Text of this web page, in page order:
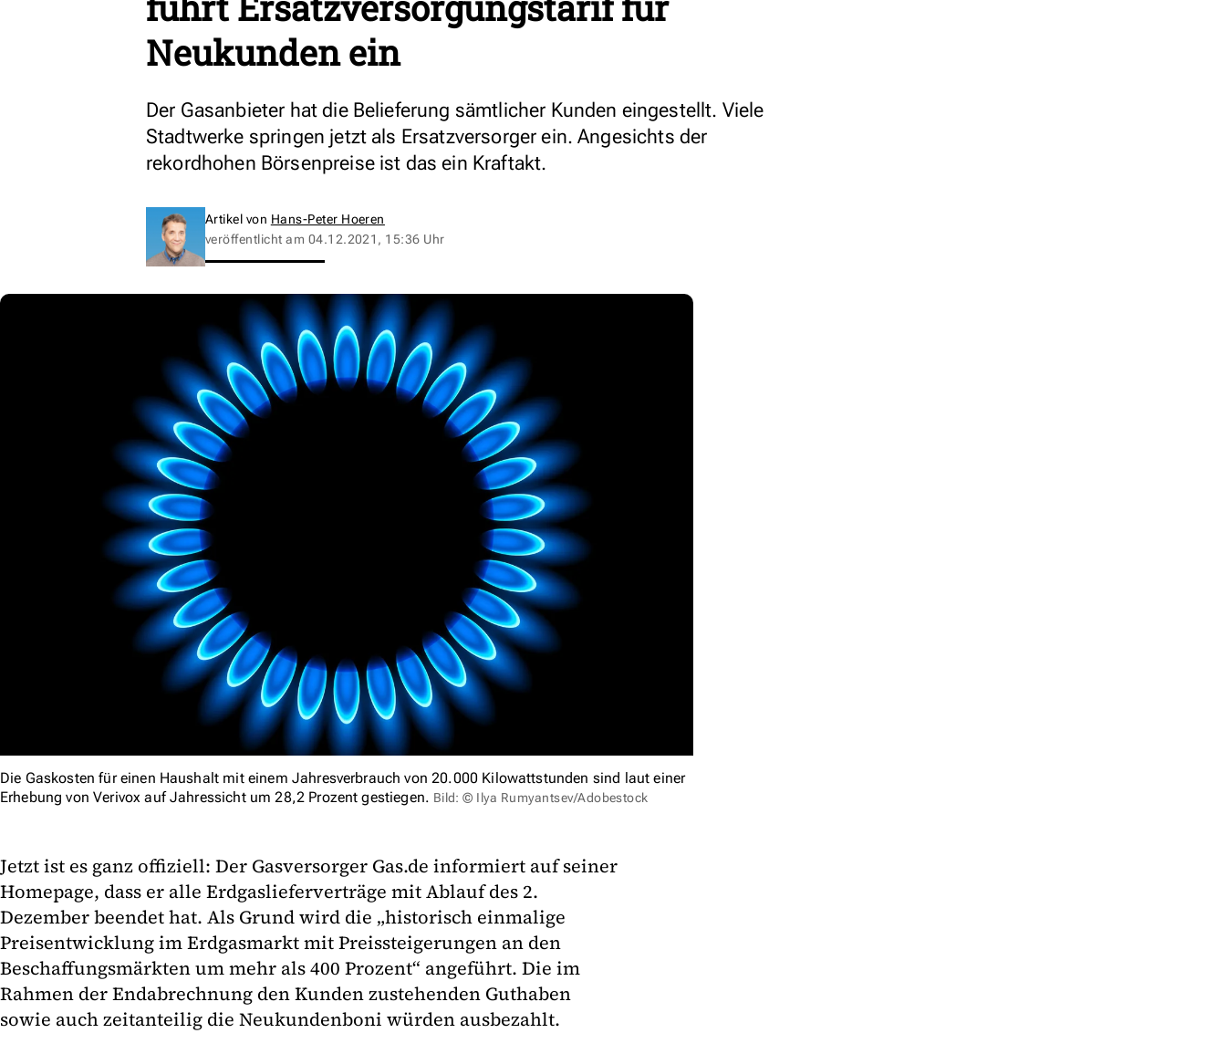
Neukunden ein
Der Gasanbieter hat die Belieferung sämtlicher Kunden eingestellt. Viele
Stadtwerke springen jetzt als Ersatzversorger ein. Angesichts der
rekordhohen Börsenpreise ist das ein Kraftakt.
Artikel von Hans-Peter Hoeren
veröffentlicht am 04.12.2021, 15:36 Uhr
Die Gaskosten für einen Haushalt mit einem Jahresverbrauch von 20.000 Kilowattstunden sind laut einer
Erhebung von Verivox auf Jahressicht um 28,2 Prozent gestiegen. Bild: © Ilya Rumyantsev/Adobestock
Jetzt ist es ganz offiziell: Der Gasversorger Gas.de informiert auf seiner
Homepage, dass er alle Erdgaslieferverträge mit Ablauf des 2.
Dezember beendet hat. Als Grund wird die „historisch einmalige
Preisentwicklung im Erdgasmarkt mit Preissteigerungen an den
Beschaffungsmärkten um mehr als 400 Prozent“ angeführt. Die im
Rahmen der Endabrechnung den Kunden zustehenden Guthaben
sowie auch zeitanteilig die Neukundenboni würden ausbezahlt.